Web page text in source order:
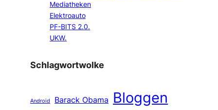
Mediatheken
Elektroauto
PF-BITS 2.0.
UKW.
Schlagwortwolke
Android Barack Obama Bloggen